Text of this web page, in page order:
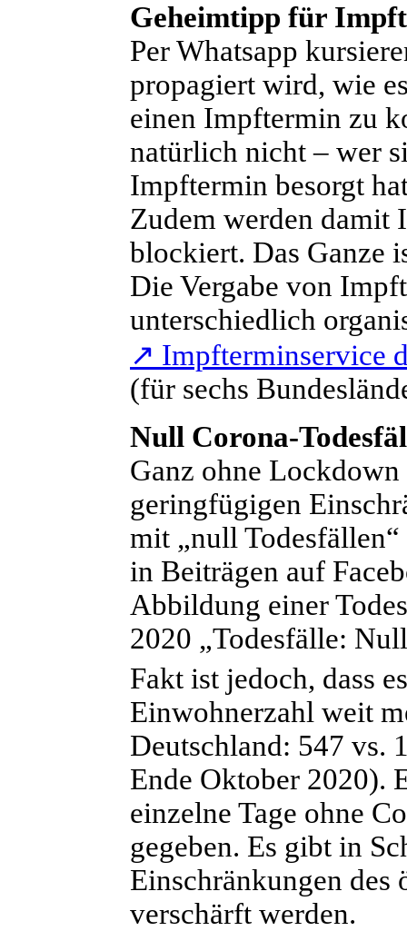
Geheimtipp für
Per Whatsapp
propagiert wird, wie
einen Impftermin zu
natürlich nicht – wer
Impftermin besorgt
Zudem werden damit
blockiert. Das Ganze
Die Vergabe von
unterschiedlich
↗ Impfterminservice
(für sechs
Null Corona-
Ganz ohne
geringfügigen
mit „null
in Beiträgen auf
Abbildung einer
2020 „Todesfälle:
Fakt ist jedoch, dass
Einwohnerzahl weit
Deutschland: 547 vs.
Ende Oktober 2020).
einzelne Tage ohne
gegeben. Es gibt in
Einschränkungen des
verschärft werden.